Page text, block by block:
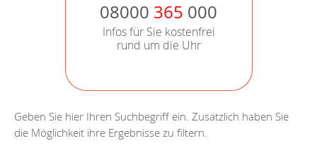
08000 365 000
Infos für Sie kostenfrei
rund um die Uhr
Geben Sie hier Ihren Suchbegriff ein. Zusätzlich haben Sie
die Möglichkeit ihre Ergebnisse zu filtern.